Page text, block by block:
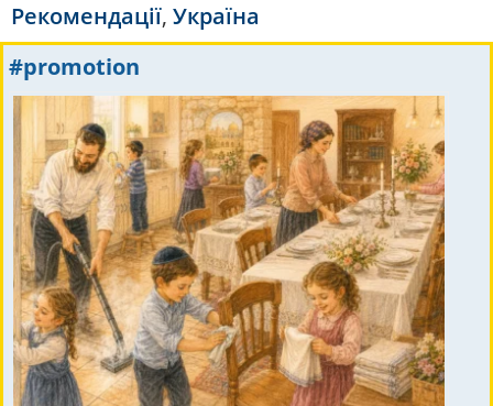
Рекомендації, Україна
#promotion